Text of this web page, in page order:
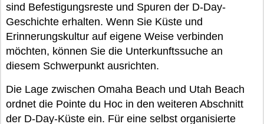
sind Befestigungsreste und Spuren der D-Day-
Geschichte erhalten. Wenn Sie Küste und
Erinnerungskultur auf eigene Weise verbinden
möchten, können Sie die Unterkunftssuche an
diesem Schwerpunkt ausrichten.
Die Lage zwischen Omaha Beach und Utah Beach
ordnet die Pointe du Hoc in den weiteren Abschnitt
der D-Day-Küste ein. Für eine selbst organisierte